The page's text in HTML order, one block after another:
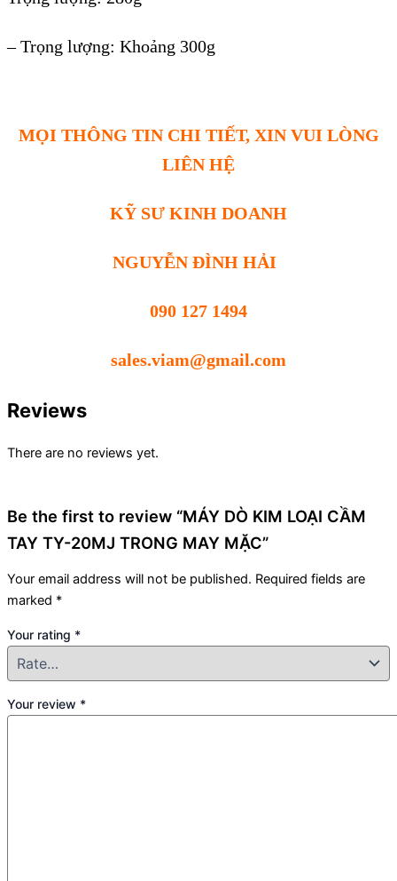
–Trọng lượng: Khoảng 300g
MỌI THÔNG TIN CHI TIẾT, XIN VUI LÒNG
LIÊN HỆ
KỸ SƯ KINH DOANH
NGUYỄN ĐÌNH HẢI
090 127 1494
sales.viam@gmail.com
Reviews
There are no reviews yet.
Be the first to review “MÁY DÒ KIM LOẠI CẦM
TAY TY-20MJ TRONG MAY MẶC”
Your email address will not be published. Required fields are
marked *
Your rating *
Your review *